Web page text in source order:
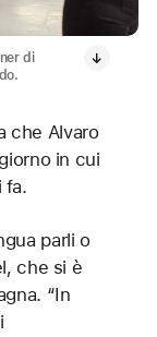
di
che Alvaro
in cui
fa.
parli o
che si è
“In